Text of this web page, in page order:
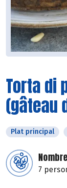
Torta di
(gâteau
Plat principal
7